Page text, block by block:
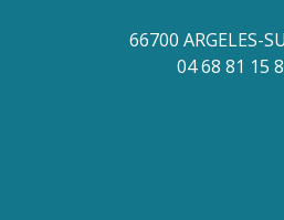
66700 ARGELES-
04 68 81 15